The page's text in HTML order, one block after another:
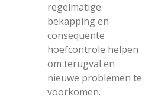
regelmatige
bekapping en
consequente
hoefcontrole helpen
om terugval en
nieuwe problemen te
voorkomen.